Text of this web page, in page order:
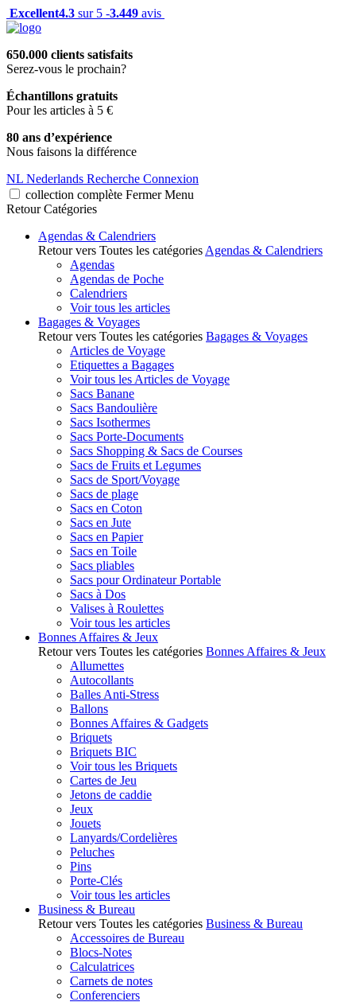
Excellent4.3 sur 5 -3.449 avis
650.000 clients satisfaits
Serez-vous le prochain?
Échantillons gratuits
Pour les articles à 5 €
80 ans d’expérience
Nous faisons la différence
NL Nederlands Recherche Connexion
collection complète Fermer Menu
Retour Catégories
Agendas & Calendriers
Retour vers Toutes les catégories Agendas & Calendriers
Agendas
Agendas de Poche
Calendriers
Voir tous les articles
Bagages & Voyages
Retour vers Toutes les catégories Bagages & Voyages
Articles de Voyage
Etiquettes a Bagages
Voir tous les Articles de Voyage
Sacs Banane
Sacs Bandoulière
Sacs Isothermes
Sacs Porte-Documents
Sacs Shopping & Sacs de Courses
Sacs de Fruits et Legumes
Sacs de Sport/Voyage
Sacs de plage
Sacs en Coton
Sacs en Jute
Sacs en Papier
Sacs en Toile
Sacs pliables
Sacs pour Ordinateur Portable
Sacs à Dos
Valises à Roulettes
Voir tous les articles
Bonnes Affaires & Jeux
Retour vers Toutes les catégories Bonnes Affaires & Jeux
Allumettes
Autocollants
Balles Anti-Stress
Ballons
Bonnes Affaires & Gadgets
Briquets
Briquets BIC
Voir tous les Briquets
Cartes de Jeu
Jetons de caddie
Jeux
Jouets
Lanyards/Cordelières
Peluches
Pins
Porte-Clés
Voir tous les articles
Business & Bureau
Retour vers Toutes les catégories Business & Bureau
Accessoires de Bureau
Blocs-Notes
Calculatrices
Carnets de notes
Conferenciers